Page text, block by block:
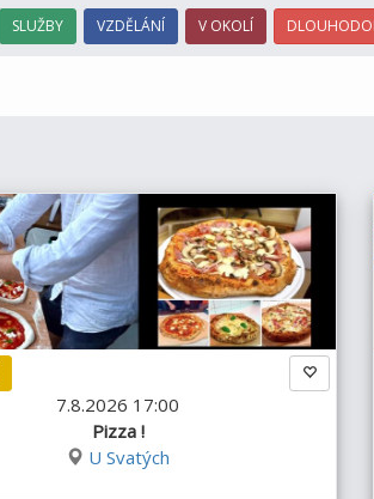
SLUŽBY VZDĚLÁNÍ V OKOLÍ
7.8.2026 17:00
Pizza !
U Svatých